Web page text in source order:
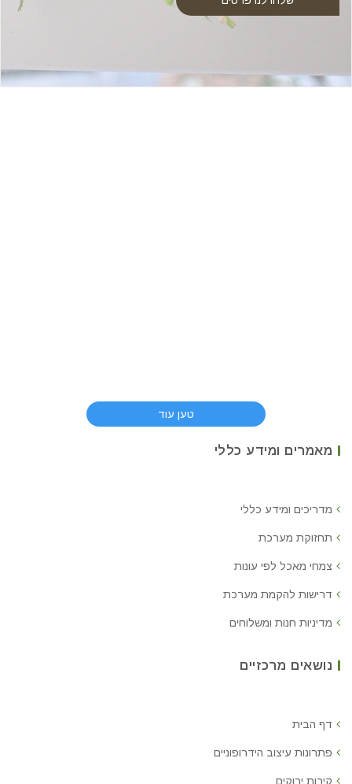
טען עוד
מאמרים ומידע כללי
מדריכים ומידע כללי
תחזוקת מערכת
צמחי מאכל לפי עונות
דרישות להקמת מערכת
מדיניות חנות ומשלוחים
נושאים מרכזיים
דף הבית
פתרונות עיצוב הידרופוניים
קירות ירוקים